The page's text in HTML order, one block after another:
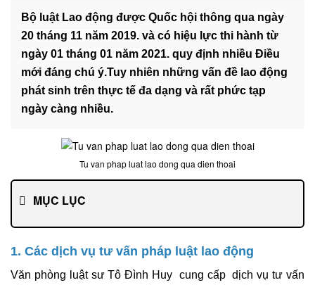
THỦ
TỤC
LIÊN
HỆ
Bộ luật Lao động được Quốc hội thông qua ngày
20 tháng 11 năm 2019. và có hiệu lực thi hành từ
ngày 01 tháng 01 năm 2021. quy định nhiều Điều
mới đáng chú ý.Tuy nhiên những vấn đề lao động
phát sinh trên thực tế đa dạng và rất phức tạp
ngày càng nhiều.
Tu van phap luat lao dong qua dien thoai
MỤC LỤC
1. Các dịch vụ tư vấn pháp luật lao động
Văn phòng luật sư Tô Đình Huy cung cấp dịch vụtư vấn